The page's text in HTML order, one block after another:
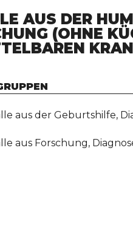
AUS DER
(OHNE
aus der Geburtshilfe,
aus Forschung,